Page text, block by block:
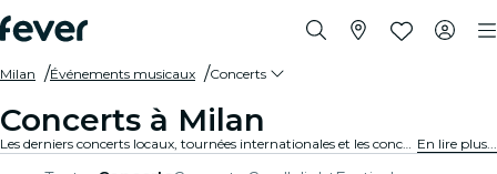
Milan Événements musicaux Concerts
Concerts à Milan
Les derniers concerts locaux, tournées internationales et les concerts de musique en tous genres à Milan. En lire plus...